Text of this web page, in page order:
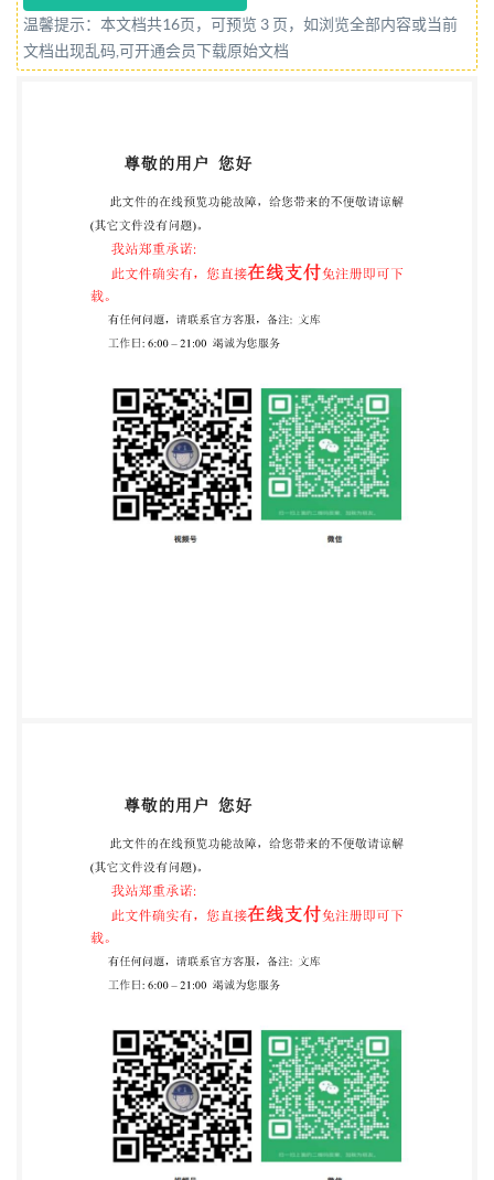
温馨提示：本文档共16页，可预览 3 页，如浏览全部内容或当前
文档出现乱码,可开通会员下载原始文档